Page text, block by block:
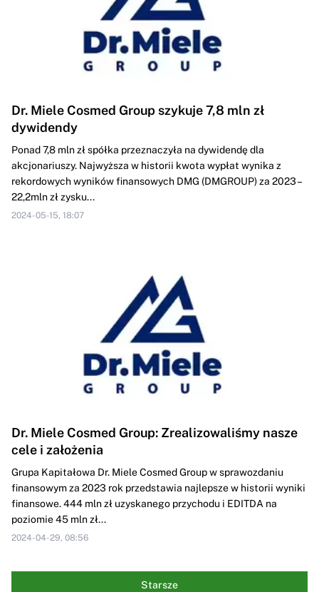
Dr. Miele Cosmed Group szykuje 7,8 mln zł
dywidendy
Ponad 7,8 mln zł spółka przeznaczyła na dywidendę dla
akcjonariuszy. Najwyższa w historii kwota wypłat wynika z
rekordowych wyników finansowych DMG (DMGROUP) za 2023 –
22,2mln zł zysku...
2024-05-15, 18:07
Dr. Miele Cosmed Group: Zrealizowaliśmy nasze
cele i założenia
Grupa Kapitałowa Dr. Miele Cosmed Group w sprawozdaniu
finansowym za 2023 rok przedstawia najlepsze w historii wyniki
finansowe. 444 mln zł uzyskanego przychodu i EDITDA na
poziomie 45 mln zł...
2024-04-29, 08:56
Starsze